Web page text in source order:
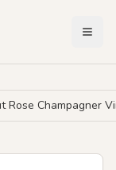
Rose Champagner